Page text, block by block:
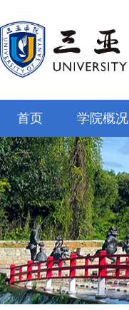
首页 学院概况